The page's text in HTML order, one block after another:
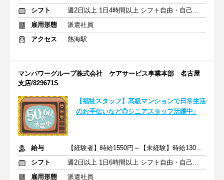
シフト
週2日以上 1日4時間以上 シフト自由・自己申告
雇用形態
派遣社員
アクセス
熱海駅
マンパワーグループ株式会社 ケアサービス事業本部 名古屋
支店/829671S
【福祉スタッフ】高級マンションで日常生活
のお手伝いなど◎シニアスタッフ活躍中♪
給与
【経験者】時給1550円～【未経験】時給1300円～ ※交通費全額
シフト
週2日以上 1日6時間以上 シフト自由・自己申告
雇用形態
派遣社員